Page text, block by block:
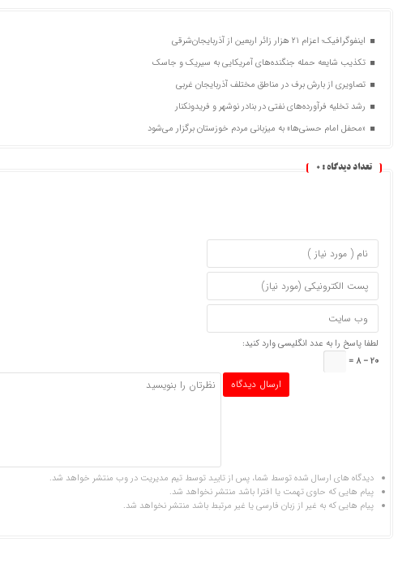
اینفوگرافیک؛ اعزام ۲۱ هزار زائر اربعین از آذربایجان‌شرقی
تکذیب شایعه حمله جنگنده‌های آمریکایی به سیریک و جاسک
تصاویری از بارش برف در مناطق مختلف آذربایجان غربی
رشد تخلیه فرآورده‌های نفتی در بنادر نوشهر و فریدونکنار
«محفل امام حسنی‌ها» به میزبانی مردم خوزستان برگزار می‌شود
تعداد دیدگاه : 0
لطفا پاسخ را به عدد انگلیسی وارد کنید:
20 − 8 =
دیدگاه های ارسال شده توسط شما، پس از تایید توسط تیم مدیریت در وب منتشر خواهد شد.
پیام هایی که حاوی تهمت یا افترا باشد منتشر نخواهد شد.
پیام هایی که به غیر از زبان فارسی یا غیر مرتبط باشد منتشر نخواهد شد.